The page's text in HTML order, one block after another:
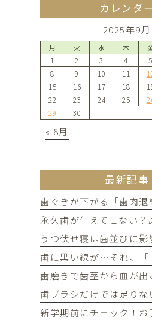
カレンダー
2025年9月
月 火 水 木
1 2 3 4 5
8
9 10 11
15
16 17 18
22
23 24 25
29
30
« 8月
最新記事
歯ぐきが下がる「歯肉退
うつ伏せ寝は歯並びに影